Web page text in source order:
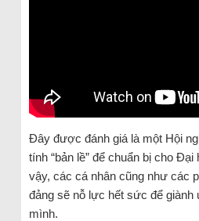
Đây được đánh giá là một Hội
tính “bản lề” để chuẩn bị cho
vậy, các cá nhân cũng như các
đảng sẽ nỗ lực hết sức để giành
mình.